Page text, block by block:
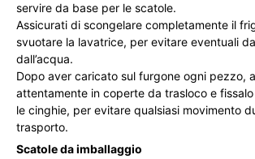
servire da base per le scatole.
Assicurati di scongelare completamente il
svuotare la lavatrice, per evitare eventuali
dall’acqua.
Dopo aver caricato sul furgone ogni pezzo,
attentamente in coperte da trasloco e
le cinghie, per evitare qualsiasi movimento
trasporto.
Scatole da imballaggio